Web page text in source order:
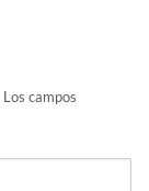
Los campos